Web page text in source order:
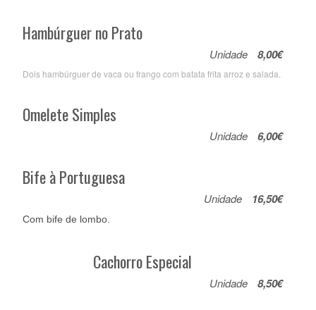
Hambúrguer no Prato
Unidade 8,00€
Dois hambúrguer de vaca ou frango com batata frita arroz e salada.
Omelete Simples
Unidade 6,00€
Bife à Portuguesa
Unidade 16,50€
Com bife de lombo.
Cachorro Especial
Unidade 8,50€